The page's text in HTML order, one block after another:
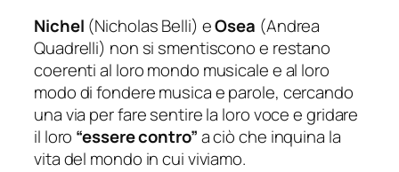
Nichel (Nicholas Belli) eOsea (Andrea
Quadrelli) non si smentiscono e restano
coerenti al loro mondo musicale e al loro
modo di fondere musica e parole, cercando
una via per fare sentire la loro voce e gridare
il loro “essere contro”a ciò che inquina la
vita del mondo in cui viviamo.